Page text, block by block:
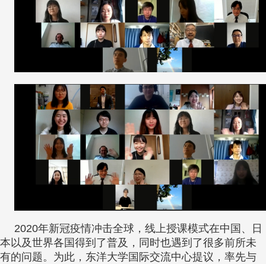
2020年新冠疫情冲击全球，线上授课模式在中国、日
本以及世界各国得到了普及，同时也遇到了很多前所未
有的问题。为此，东洋大学国际交流中心提议，率先与